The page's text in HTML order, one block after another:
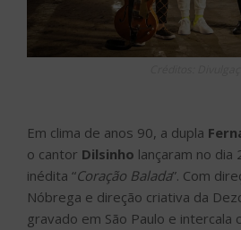
Em clima de anos 90, a dupla
o cantor Dilsinho lançaram no
inédita “Coração Balada”. Com
Nóbrega e direção criativa da
gravado em São Paulo e intercala